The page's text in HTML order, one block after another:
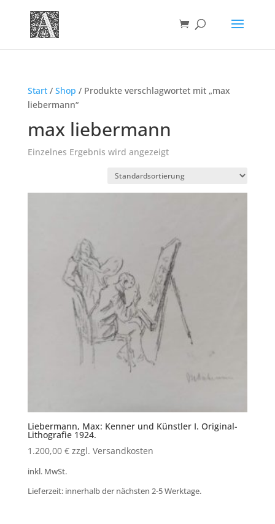
Start/ Shop / Produkte verschlagwortet mit „max
liebermann“
max liebermann
Einzelnes Ergebnis wird angezeigt
Liebermann, Max: Kenner und Künstler I. Original-
Lithografie 1924.
1.200,00 € zzgl. Versandkosten
inkl. MwSt.
Lieferzeit: innerhalb der nächsten 2-5 Werktage.